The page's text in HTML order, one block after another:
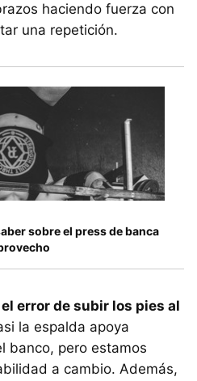
haciendo fuerza con
una repetición.
sobre el press de banca
error de subir los pies al
la espalda apoya
banco, pero estamos
a cambio. Además,